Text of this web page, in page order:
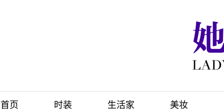
首页 时装 生活家 美妆